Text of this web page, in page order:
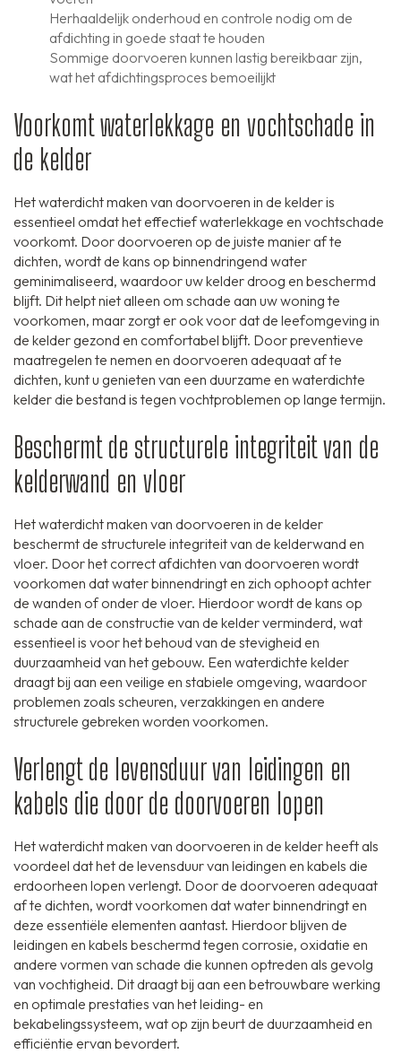
Herhaaldelijk onderhoud en controle nodig om de
afdichting in goede staat te houden
Sommige doorvoeren kunnen lastig bereikbaar zijn,
wat het afdichtingsproces bemoeilijkt
Voorkomt waterlekkage en vochtschade in
de kelder
Het waterdicht maken van doorvoeren in de kelder is
essentieel omdat het effectief waterlekkage en vochtschade
voorkomt. Door doorvoeren op de juiste manier af te
dichten, wordt de kans op binnendringend water
geminimaliseerd, waardoor uw kelder droog en beschermd
blijft. Dit helpt niet alleen om schade aan uw woning te
voorkomen, maar zorgt er ook voor dat de leefomgeving in
de kelder gezond en comfortabel blijft. Door preventieve
maatregelen te nemen en doorvoeren adequaat af te
dichten, kunt u genieten van een duurzame en waterdichte
kelder die bestand is tegen vochtproblemen op lange termijn.
Beschermt de structurele integriteit van de
kelderwand en vloer
Het waterdicht maken van doorvoeren in de kelder
beschermt de structurele integriteit van de kelderwand en
vloer. Door het correct afdichten van doorvoeren wordt
voorkomen dat water binnendringt en zich ophoopt achter
de wanden of onder de vloer. Hierdoor wordt de kans op
schade aan de constructie van de kelder verminderd, wat
essentieel is voor het behoud van de stevigheid en
duurzaamheid van het gebouw. Een waterdichte kelder
draagt bij aan een veilige en stabiele omgeving, waardoor
problemen zoals scheuren, verzakkingen en andere
structurele gebreken worden voorkomen.
Verlengt de levensduur van leidingen en
kabels die door de doorvoeren lopen
Het waterdicht maken van doorvoeren in de kelder heeft als
voordeel dat het de levensduur van leidingen en kabels die
erdoorheen lopen verlengt. Door de doorvoeren adequaat
af te dichten, wordt voorkomen dat water binnendringt en
deze essentiële elementen aantast. Hierdoor blijven de
leidingen en kabels beschermd tegen corrosie, oxidatie en
andere vormen van schade die kunnen optreden als gevolg
van vochtigheid. Dit draagt bij aan een betrouwbare werking
en optimale prestaties van het leiding- en
bekabelingssysteem, wat op zijn beurt de duurzaamheid en
efficiëntie ervan bevordert.